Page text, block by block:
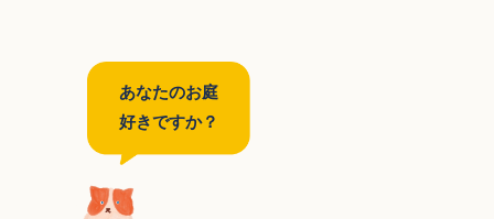
あなたのお庭
好きですか？